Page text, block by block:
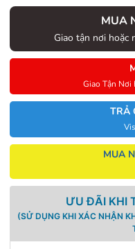
MUA
Giao tận nơi hoặc
Giao Tận Nơi
TRẢ
MUA
ƯU ĐÃI KHI
(SỬ DỤNG KHI XÁC NHẬN